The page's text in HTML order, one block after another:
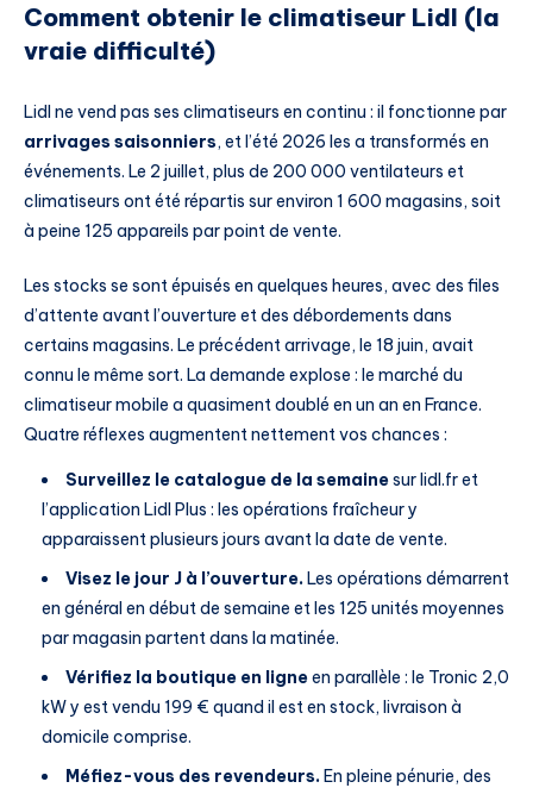
Comment obtenir le climatiseur Lidl (la
vraie difficulté)
Lidl ne vend pas ses climatiseurs en continu : il fonctionne par
arrivages saisonniers, et l’été 2026 les a transformés en
événements. Le 2 juillet, plus de 200 000 ventilateurs et
climatiseurs ont été répartis sur environ 1 600 magasins, soit
à peine 125 appareils par point de vente.
Les stocks se sont épuisés en quelques heures, avec des files
d’attente avant l’ouverture et des débordements dans
certains magasins. Le précédent arrivage, le 18 juin, avait
connu le même sort. La demande explose : le marché du
climatiseur mobile a quasiment doublé en un an en France.
Quatre réflexes augmentent nettement vos chances :
Surveillez le catalogue de la semainesur lidl.fr et
l’application Lidl Plus : les opérations fraîcheur y
apparaissent plusieurs jours avant la date de vente.
Visez le jour J à l’ouverture.Les opérations démarrent
en général en début de semaine et les 125 unités moyennes
par magasin partent dans la matinée.
Vérifiez la boutique en ligneen parallèle : le Tronic 2,0
kW y est vendu 199 € quand il est en stock, livraison à
domicile comprise.
Méfiez-vous des revendeurs.En pleine pénurie, des